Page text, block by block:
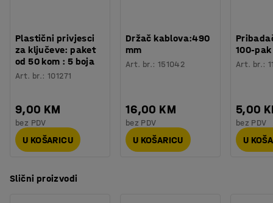
Montaža: Dolazi nesastavljeno
Testirano: EN 15372
Plastični privjesci
za ključeve: paket
od 50 kom : 5 boja
Art. br.:101271
9,00 KM
bez PDV
U KOŠARICU
Držač kablova:490
mm
Art. br.: 151042
16,00 KM
bez PDV
U KOŠARICU
100-pak
Art. br.:
5,00
bez PDV
U
Slični proizvodi